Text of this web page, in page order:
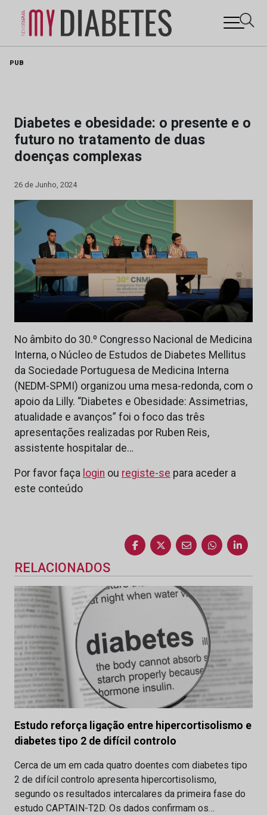
PUB
Diabetes e obesidade: o presente e o
futuro no tratamento de duas
doenças complexas
26 de Junho, 2024
No âmbito do 30.º Congresso Nacional de Medicina
Interna, o Núcleo de Estudos de Diabetes Mellitus
da Sociedade Portuguesa de Medicina Interna
(NEDM-SPMI) organizou uma mesa-redonda, com o
apoio da Lilly. “Diabetes e Obesidade: Assimetrias,
atualidade e avanços” foi o foco das três
apresentações realizadas por Ruben Reis,
assistente hospitalar de…
Por favor faça login ou registe-se para aceder a
este conteúdo
RELACIONADOS
Estudo reforça ligação entre hipercortisolismo e
diabetes tipo 2 de difícil controlo
Cerca de um em cada quatro doentes com diabetes tipo
2 de difícil controlo apresenta hipercortisolismo,
segundo os resultados intercalares da primeira fase do
estudo CAPTAIN-T2D. Os dados confirmam os…